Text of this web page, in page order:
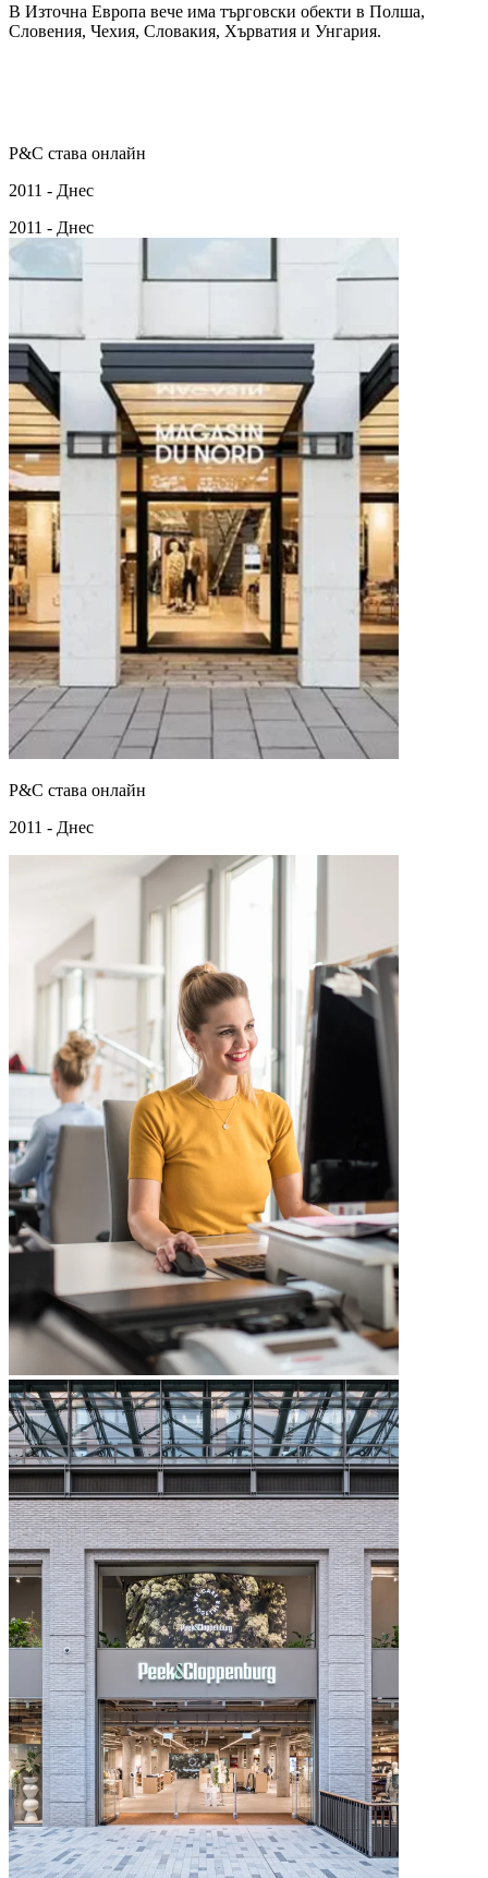
В Източна Европа вече има търговски обекти в Полша,
Словения, Чехия, Словакия, Хърватия и Унгария.
P&C става онлайн
2011 - Днес
2011 - Днес
P&C става онлайн
2011 - Днес